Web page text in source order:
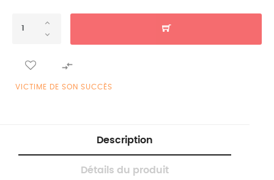

VICTIME DE SON SUCCÈS
Description
Détails du produit